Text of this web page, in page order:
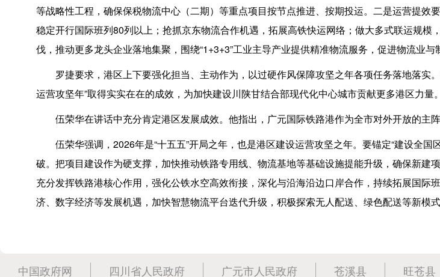
等战略性工程，确保保税物流中心（二期）等重点项目按节点推进、按期投运。二是运营提
稳定开行国际班列80列以上；抢抓京东物流合作机遇，拓展高铁快运网络；做大多式联运规
伐，推动更多龙头企业落地集聚，围绕“1+3+3”工业主导产业提供精准物流服务，促进物流业与
罗捷要求，港区上下要强化担当、主动作为，以过硬作风保障攻坚之年各项任务落地落
运营攻坚年”取得实实在在的成效，为加快建设川陕甘结合部现代化中心城市贡献更多港区力量。
伍荣华在讲话中充分肯定港区发展成效。他指出，广元国际铁路港作为全市对外开放的
伍荣华强调，2026年是“十五五”开局之年，也是港区建设运营攻坚之年。要锚定“建设全
破。把项目建设作为硬支撑，加快推动铁路专用线、物流基地等基础设施提能升级，确保新
充分发挥铁路港核心作用，强化公铁水空高效衔接，深化与沿海沿边口岸合作，持续拓展国
济、数字经济等发展机遇，加快智慧物流平台迭代升级，积极探索无人配送、绿色配送等新模
中国政府网 四川省人民政府 广元市人民政府 苍溪县 旺苍县